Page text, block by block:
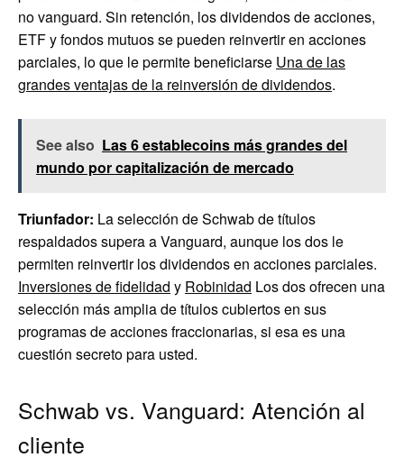
no vanguard. Sin retención, los dividendos de acciones,
ETF y fondos mutuos se pueden reinvertir en acciones
parciales, lo que le permite beneficiarse Una de las
grandes ventajas de la reinversión de dividendos.
See also Las 6 establecoins más grandes del
mundo por capitalización de mercado
Triunfador: La selección de Schwab de títulos
respaldados supera a Vanguard, aunque los dos le
permiten reinvertir los dividendos en acciones parciales.
Inversiones de fidelidad y Robinidad Los dos ofrecen una
selección más amplia de títulos cubiertos en sus
programas de acciones fraccionarias, si esa es una
cuestión secreto para usted.
Schwab vs. Vanguard: Atención al
cliente